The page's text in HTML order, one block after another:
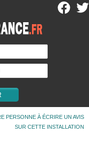
PERSONNE À ÉCRIRE UN AVIS
SUR CETTE INSTALLATION